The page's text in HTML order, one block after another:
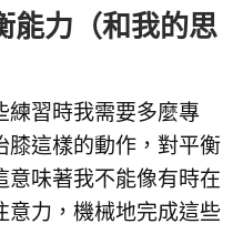
能力（和我的思
練習時我需要多麼專
膝這樣的動作，對平衡
意味著我不能像有時在
意力，機械地完成這些